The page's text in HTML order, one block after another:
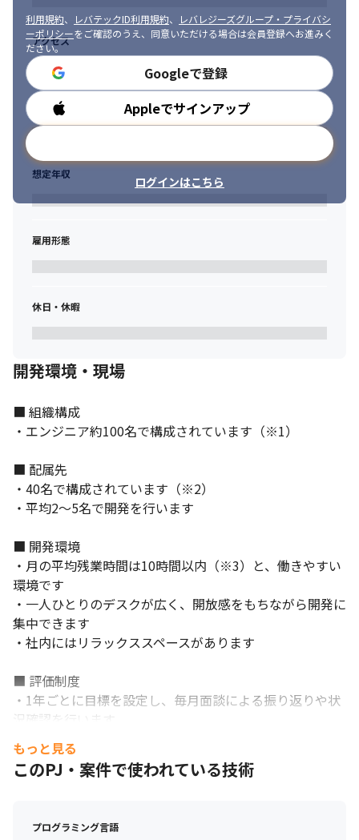
利用規約、 レバテックID利用規約、
レバレジーズグループ・プライバシ
ーポリシーをご確認のうえ、同意いただける場合は会員登録へお進みく
ださい。
Googleで登録
Appleでサインアップ
ログインはこちら
アクセス
勤務時間
想定年収
雇用形態
休日・休暇
開発環境・現場
■ 組織構成
・エンジニア約100名で構成されています（※1）
■ 配属先
・40名で構成されています（※2）
・平均2～5名で開発を行います
■ 開発環境
・月の平均残業時間は10時間以内（※3）と、働きやすい
環境です
・一人ひとりのデスクが広く、開放感をもちながら開発に
集中できます
・社内にはリラックススペースがあります
■ 評価制度
・1年ごとに目標を設定し、毎月面談による振り返りや状
況確認を行います
※1～3いずれも2024年4月時点
もっと見る
このPJ・案件で使われている技術
プログラミング言語